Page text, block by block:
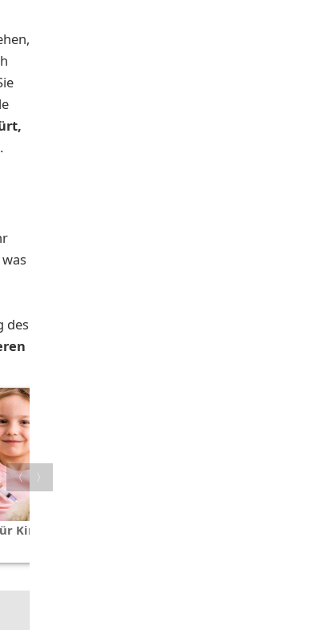
.
des
Kinder
〈 〉